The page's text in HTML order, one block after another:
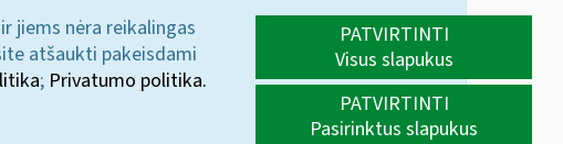
jiems nėra reikalingas
atšaukti pakeisdami
; Privatumo politika.
PATVIRTINTI
Visus slapukus
PATVIRTINTI
Pasirinktus slapukus